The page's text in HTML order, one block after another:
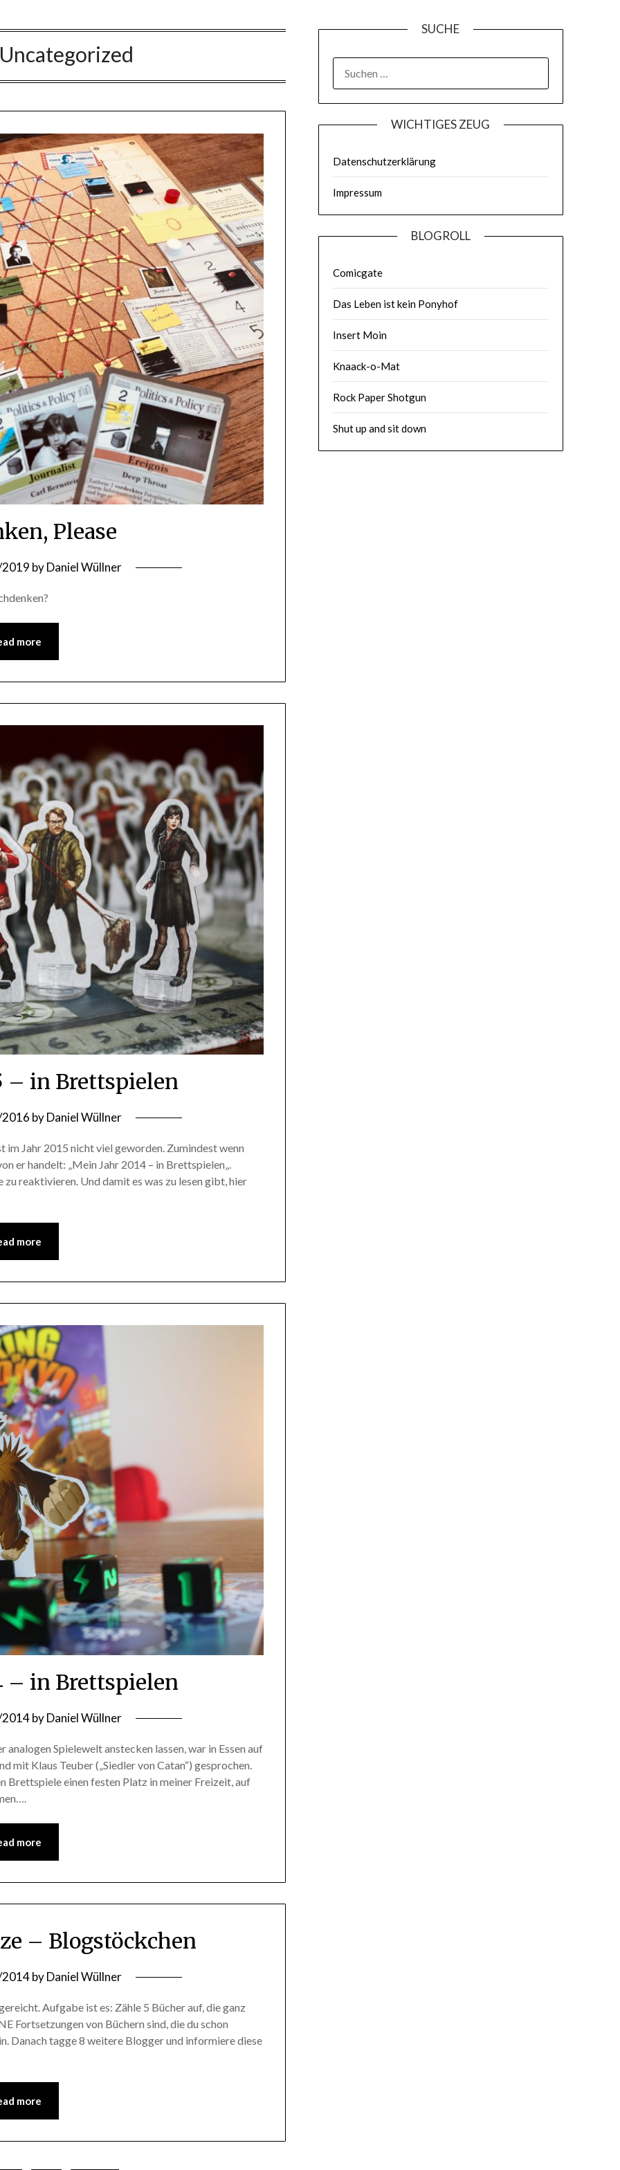
Please
byDaniel Wüllner
more
– in Brettspielen
byDaniel Wüllner
im Jahr 2015 nicht viel geworden. Zumindest wenn
er handelt: „Mein Jahr 2014 – in Brettspielen„.
reaktivieren. Und damit es was zu lesen gibt, hier
more
– in Brettspielen
byDaniel Wüllner
Spielewelt anstecken lassen, war in Essen auf
mit Klaus Teuber („Siedler von Catan“) gesprochen.
Brettspiele einen festen Platz in meiner Freizeit, auf
more
– Blogstöckchen
byDaniel Wüllner
Aufgabe ist es: Zähle 5 Bücher auf, die ganz
Fortsetzungen von Büchern sind, die du schon
Danach tagge 8 weitere Blogger und informiere diese
more
SUCHE
WICHTIGES ZEUG
Datenschutzerklärung
Impressum
BLOGROLL
Comicgate
Das Leben ist kein Ponyhof
Insert Moin
Knaack-o-Mat
Rock Paper Shotgun
Shut up and sit down